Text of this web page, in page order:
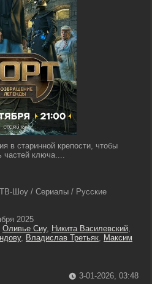
в старинной крепости, чтобы
частей ключа....
Шоу / Сериалы / Русские
2025
Оливье Сиу, Никита Василевский,
, Владислав Третьяк, Максим
3-01-2026, 03:48